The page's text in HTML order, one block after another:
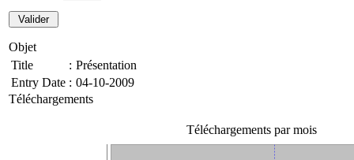
Objet
Title
: Présentation
Entry Date : 04-10-2009
Téléchargements
Téléchargements par mois